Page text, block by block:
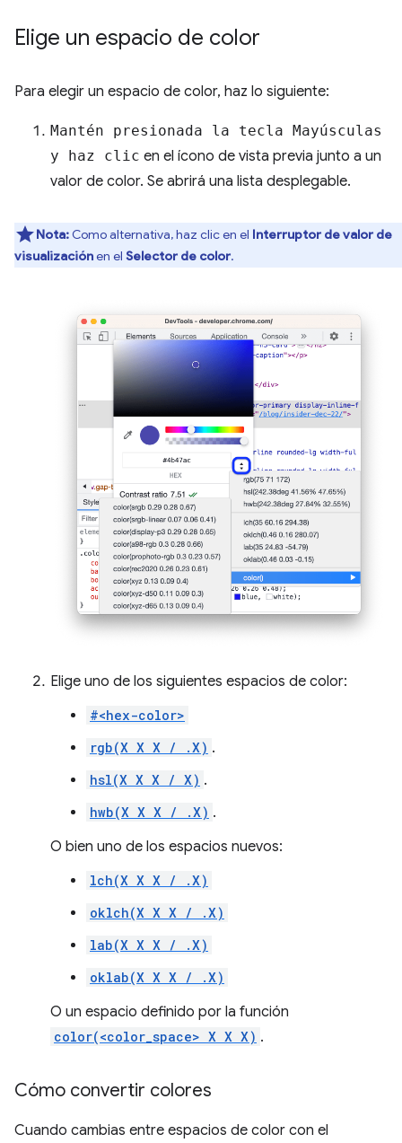
Elige un espacio de color
Para elegir un espacio de color, haz lo siguiente:
Mantén presionada la tecla Mayúsculas
y haz clic en el ícono de vista previa junto a un
valor de color. Se abrirá una lista desplegable.
Nota: Como alternativa, haz clic en el Interruptor de valor de
visualizaciónen el Selector de color.
Elige uno de los siguientes espacios de color:
#<hex-color>
rgb(X X X / .X) .
hsl(X X X / X) .
hwb(X X X / .X) .
O bien uno de los espacios nuevos:
lch(X X X / .X)
oklch(X X X / .X)
lab(X X X / .X)
oklab(X X X / .X)
O un espacio definido por la función
color(<color_space> X X X) .
Cómo convertir colores
Cuando cambias entre espacios de color con el